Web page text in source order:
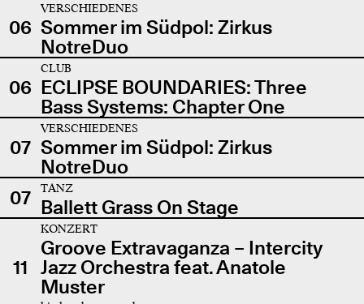
06
VERSCHIEDENES
Sommer im Südpol: Zirkus
NotreDuo
06
CLUB
ECLIPSE BOUNDARIES: Three
Bass Systems: Chapter One
07
VERSCHIEDENES
Sommer im Südpol: Zirkus
NotreDuo
07
TANZ
Ballett Grass On Stage
11
KONZERT
Groove Extravaganza – Intercity
Jazz Orchestra feat. Anatole
Muster